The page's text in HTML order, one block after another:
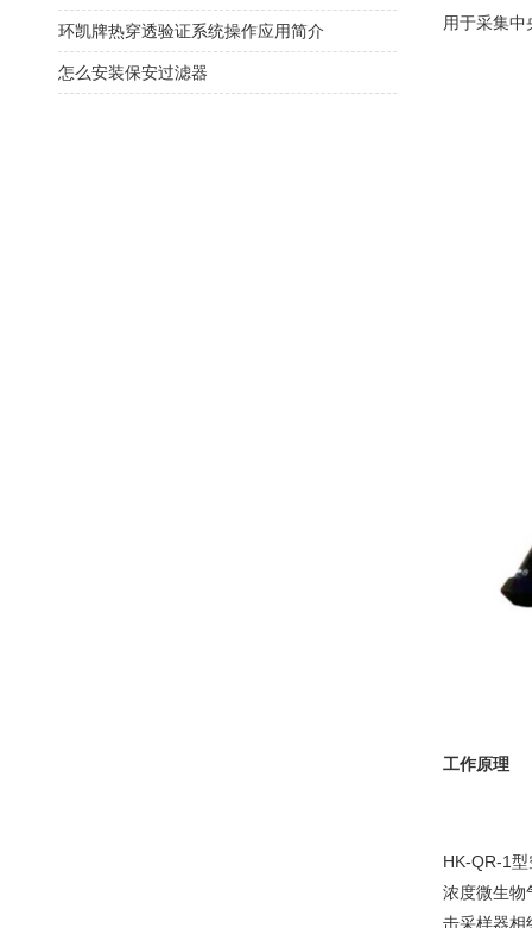
用于采集
工作原理
HK-QR-1
浓度微生物
击采样器相
环凯牌热穿透验证系统操作应用简介
怎么安装保安过滤器